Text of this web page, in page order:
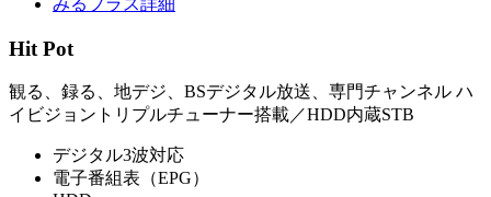
みるプラス詳細
Hit Pot
観る、録る、地デジ、BSデジタル放送、専門チャンネル ハ
イビジョントリプルチューナー搭載／HDD内蔵STB
デジタル3波対応
電子番組表（EPG）